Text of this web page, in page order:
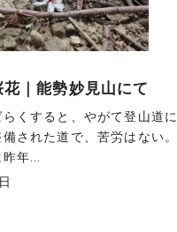
｜能勢妙見山にて
くすると、やがて登山道に
された道で、苦労はない。
年...